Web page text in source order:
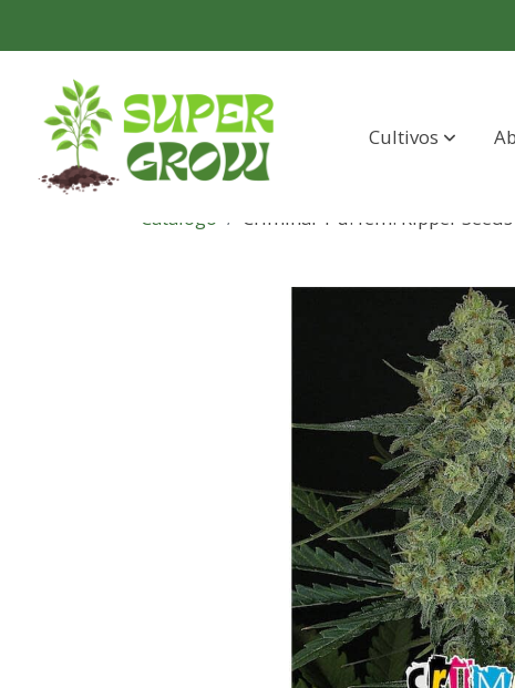
Cultivos
Catálogo Criminal 1 u. fem. Ripper Seeds